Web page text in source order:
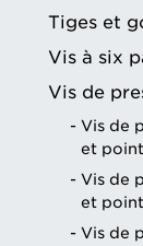
Tiges et
Vis à six
Vis de
Vis de
et
Vis de
et
Vis de